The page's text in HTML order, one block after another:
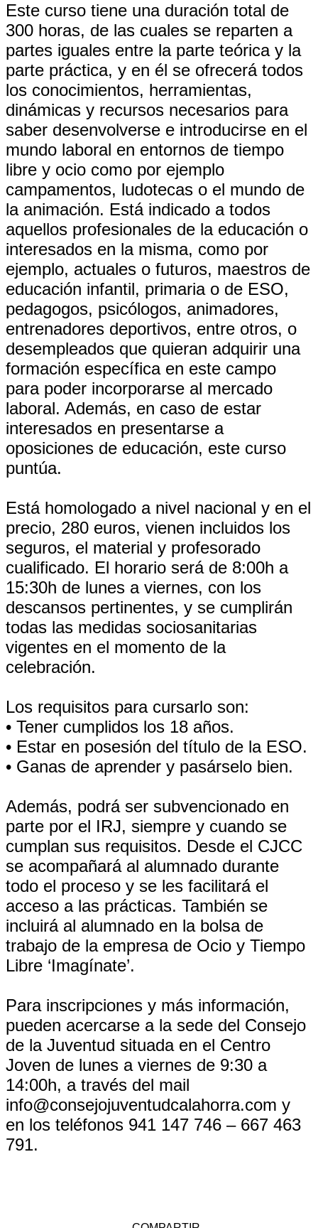
Este curso tiene una duración total de
300 horas, de las cuales se reparten a
partes iguales entre la parte teórica y la
parte práctica, y en él se ofrecerá todos
los conocimientos, herramientas,
dinámicas y recursos necesarios para
saber desenvolverse e introducirse en el
mundo laboral en entornos de tiempo
libre y ocio como por ejemplo
campamentos, ludotecas o el mundo de
la animación. Está indicado a todos
aquellos profesionales de la educación o
interesados en la misma, como por
ejemplo, actuales o futuros, maestros de
educación infantil, primaria o de ESO,
pedagogos, psicólogos, animadores,
entrenadores deportivos, entre otros, o
desempleados que quieran adquirir una
formación específica en este campo
para poder incorporarse al mercado
laboral. Además, en caso de estar
interesados en presentarse a
oposiciones de educación, este curso
puntúa.
Está homologado a nivel nacional y en el
precio, 280 euros, vienen incluidos los
seguros, el material y profesorado
cualificado. El horario será de 8:00h a
15:30h de lunes a viernes, con los
descansos pertinentes, y se cumplirán
todas las medidas sociosanitarias
vigentes en el momento de la
celebración.
Los requisitos para cursarlo son:
• Tener cumplidos los 18 años.
• Estar en posesión del título de la ESO.
• Ganas de aprender y pasárselo bien.
Además, podrá ser subvencionado en
parte por el IRJ, siempre y cuando se
cumplan sus requisitos. Desde el CJCC
se acompañará al alumnado durante
todo el proceso y se les facilitará el
acceso a las prácticas. También se
incluirá al alumnado en la bolsa de
trabajo de la empresa de Ocio y Tiempo
Libre ‘Imagínate’.
Para inscripciones y más información,
pueden acercarse a la sede del Consejo
de la Juventud situada en el Centro
Joven de lunes a viernes de 9:30 a
14:00h, a través del mail
info@consejojuventudcalahorra.com y
en los teléfonos 941 147 746 – 667 463
791.